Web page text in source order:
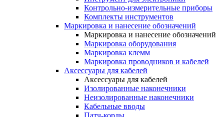
Контрольно-измерительные приборы
Комплекты инструментов
Маркировка и нанесение обозначений
Маркировка и нанесение обозначений
Маркировка оборудования
Маркировка клемм
Маркировка проводников и кабелей
Аксессуары для кабелей
Аксессуары для кабелей
Изолированные наконечники
Неизолированные наконечники
Кабельные вводы
Патч-корды